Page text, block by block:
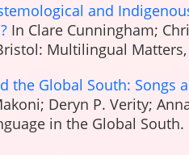
and
? In Clare Cunningham;
Multilingual Matters,
the Global South: Songs
Deryn P. Verity;
in the Global